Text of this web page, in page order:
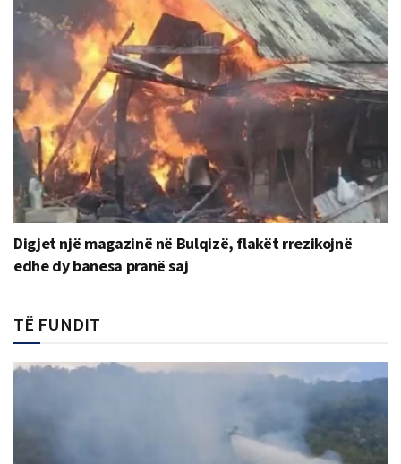
Digjet një magazinë në Bulqizë, flakët rrezikojnë
edhe dy banesa pranë saj
TË FUNDIT